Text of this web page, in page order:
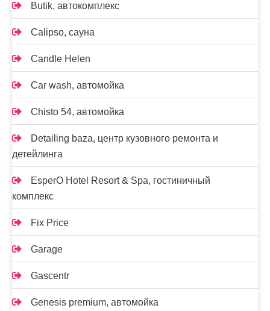
Butik, автокомплекс
Calipso, сауна
Candle Helen
Car wash, автомойка
Chisto 54, автомойка
Detailing baza, центр кузовного ремонта и
детейлинга
EsperO Hotel Resort & Spa, гостиничный
комплекс
Fix Price
Garage
Gascentr
Genesis premium, автомойка